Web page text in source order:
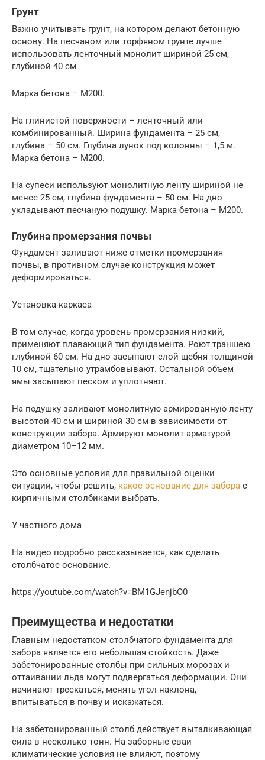
Грунт
Важно учитывать грунт, на котором делают бетонную
основу. На песчаном или торфяном грунте лучше
использовать ленточный монолит шириной 25 см,
глубиной 40 см
Марка бетона – М200.
На глинистой поверхности – ленточный или
комбинированный. Ширина фундамента – 25 см,
глубина – 50 см. Глубина лунок под колонны – 1,5 м.
Марка бетона – М200.
На супеси используют монолитную ленту шириной не
менее 25 см, глубина фундамента – 50 см. На дно
укладывают песчаную подушку. Марка бетона – М200.
Глубина промерзания почвы
Фундамент заливают ниже отметки промерзания
почвы, в противном случае конструкция может
деформироваться.
Установка каркаса
В том случае, когда уровень промерзания низкий,
применяют плавающий тип фундамента. Роют траншею
глубиной 60 см. На дно засыпают слой щебня толщиной
10 см, тщательно утрамбовывают. Остальной объем
ямы засыпают песком и уплотняют.
На подушку заливают монолитную армированную ленту
высотой 40 см и шириной 30 см в зависимости от
конструкции забора. Армируют монолит арматурой
диаметром 10–12 мм.
Это основные условия для правильной оценки
ситуации, чтобы решить, какое основание для забора с
кирпичными столбиками выбрать.
У частного дома
На видео подробно рассказывается, как сделать
столбчатое основание.
https://youtube.com/watch?v=BM1GJenjbO0
Преимущества и недостатки
Главным недостатком столбчатого фундамента для
забора является его небольшая стойкость. Даже
забетонированные столбы при сильных морозах и
оттаивании льда могут подвергаться деформации. Они
начинают трескаться, менять угол наклона,
впитываться в почву и искажаться.
На забетонированный столб действует выталкивающая
сила в несколько тонн. На заборные сваи
климатические условия не влияют, поэтому